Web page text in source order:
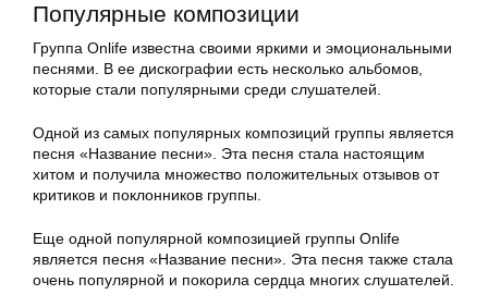
Популярные композиции
Группа Onlife известна своими яркими и эмоциональными
песнями. В ее дискографии есть несколько альбомов,
которые стали популярными среди слушателей.
Одной из самых популярных композиций группы является
песня «Название песни». Эта песня стала настоящим
хитом и получила множество положительных отзывов от
критиков и поклонников группы.
Еще одной популярной композицией группы Onlife
является песня «Название песни». Эта песня также стала
очень популярной и покорила сердца многих слушателей.